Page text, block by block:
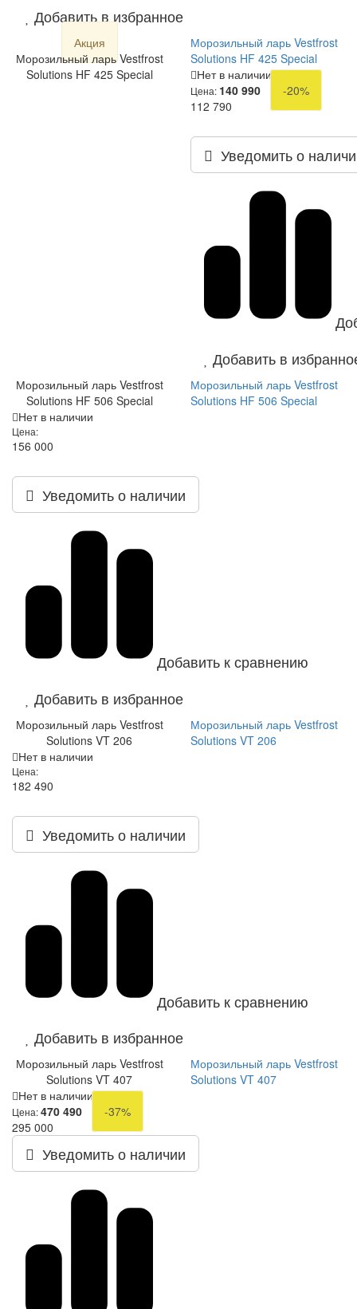
Добавить в избранное
Акция
Морозильный ларь Vestfrost
Solutions HF 425 Special
Морозильный ларь Vestfrost
Solutions HF 425 Special
Нет в наличии
Цена: 140 990
-20%
112 790
Уведомить о
Добавить в
Морозильный ларь Vestfrost
Solutions HF 506 Special
Морозильный ларь Vestfrost
Solutions HF 506 Special
Нет в наличии
Цена:
156 000
Уведомить о наличии
Добавить к сравнению
Добавить в избранное
Морозильный ларь Vestfrost
Solutions VT 206
Морозильный ларь Vestfrost
Solutions VT 206
Нет в наличии
Цена:
182 490
Уведомить о наличии
Добавить к сравнению
Добавить в избранное
Морозильный ларь Vestfrost
Solutions VT 407
Морозильный ларь Vestfrost
Solutions VT 407
Нет в наличии
Цена:470 490
-37%
295 000
Уведомить о наличии